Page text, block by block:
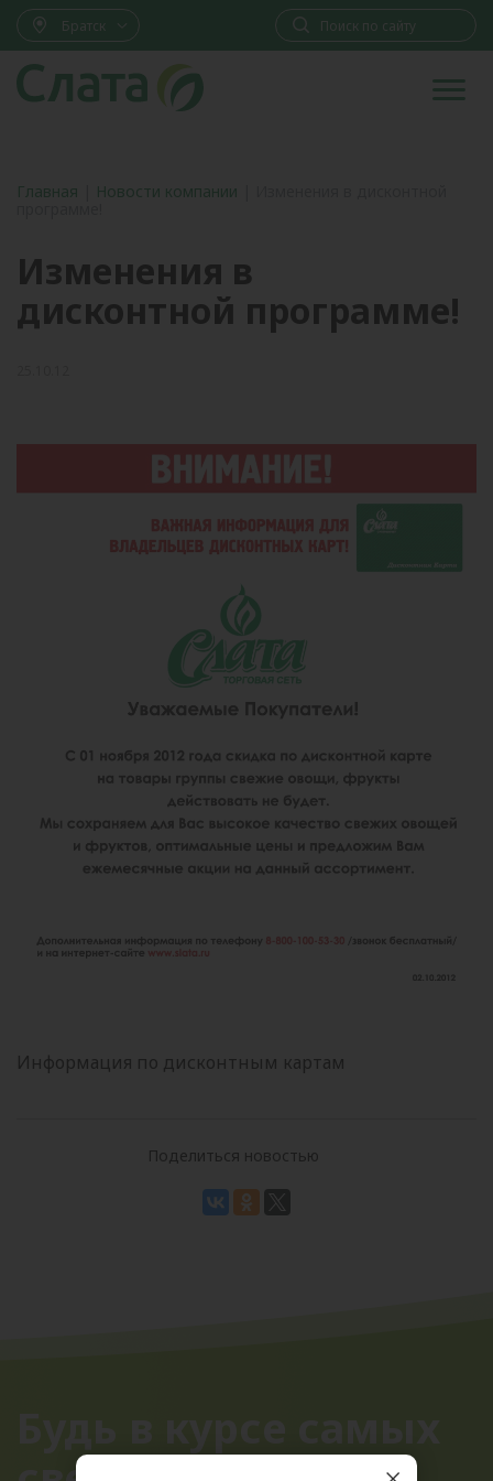
Братск
Главная Новости компании
Изменения в
дисконтной программе!
Информация по дисконтным картам
Поделиться новостью